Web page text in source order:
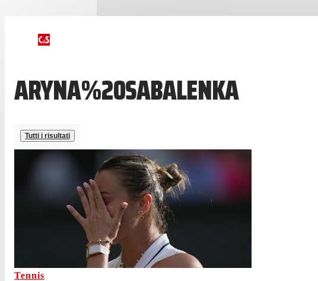
ARYNA%20SABALENKA
Tutti i risultati
Tennis